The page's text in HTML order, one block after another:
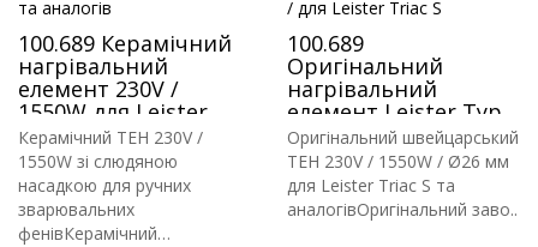
100.689 Керамічний
нагрівальний
елемент 230V /
1550W для Leister
Triac S та аналогів
Керамічний ТЕН 230V /
1550W зі слюдяною
насадкою для ручних
зварювальних
фенівКерамічний
100.689
Оригінальний
нагрівальний
елемент Leister Type
33 230V / 1550W / для
Leister Triac S
Оригінальний швейцарський
ТЕН 230V / 1550W / Ø26 мм
для Leister Triac S та
аналогівОригінальний заво..